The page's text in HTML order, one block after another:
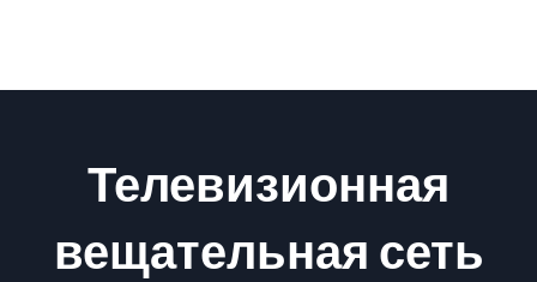
Телевизионная
вещательная сеть